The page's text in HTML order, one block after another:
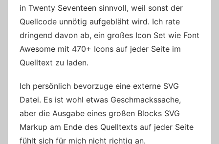
in Twenty Seventeen sinnvoll, weil sonst der
Quellcode unnötig aufgebläht wird. Ich rate
dringend davon ab, ein großes Icon Set wie Font
Awesome mit 470+ Icons auf jeder Seite im
Quelltext zu laden.
Ich persönlich bevorzuge eine externe SVG
Datei. Es ist wohl etwas Geschmackssache,
aber die Ausgabe eines großen Blocks SVG
Markup am Ende des Quelltexts auf jeder Seite
fühlt sich für mich nicht richtig an.